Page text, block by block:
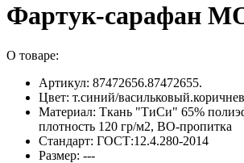
Фартук-сарафан
О товаре:
Артикул: 87472656.87472655.
Цвет: т.синий/
Материал: Ткань "ТиСи" 65%
плотность 120 гр/м2, ВО-пропитка
Стандарт: ГОСТ:12.4.280-2014
Размер: ---